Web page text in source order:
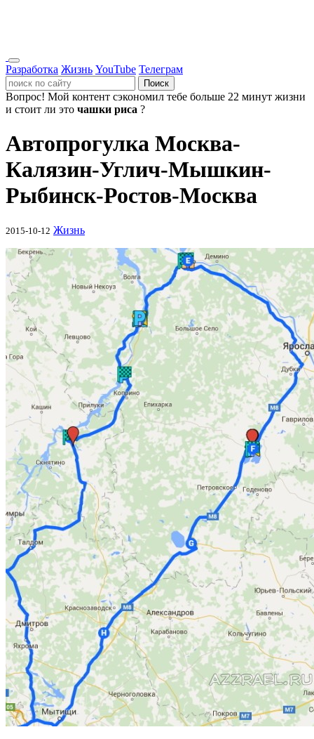
Разработка Жизнь YouTube Телеграм
Поиск
Вопрос! Мой контент сэкономил тебе больше 22 минут жизни
и стоит ли это чашки риса ?
Автопрогулка Москва-
Калязин-Углич-Мышкин-
Рыбинск-Ростов-Москва
2015-10-12 Жизнь